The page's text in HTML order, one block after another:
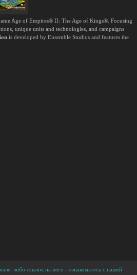
Age of Empires® II: The Age of Kings®. Focusing
unique units and technologies, and campaigns
is developed by Ensemble Studios and features the
либо ссылок на него - ознакомьтесь с нашей